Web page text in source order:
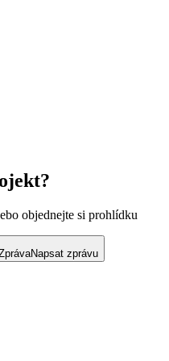
objednejte si prohlídku
Napsat zprávu